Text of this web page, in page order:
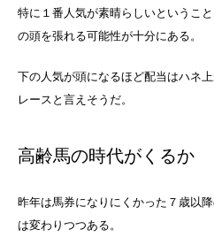
特に１番人気が素晴らしいというこ
の頭を張れる可能性が十分にある。
下の人気が頭になるほど配当はハネ
レースと言えそうだ。
高齢馬の時代がくるか
昨年は馬券になりにくかった７歳以
は変わりつつある。